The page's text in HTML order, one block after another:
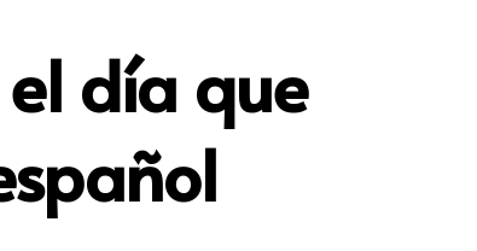
el día que